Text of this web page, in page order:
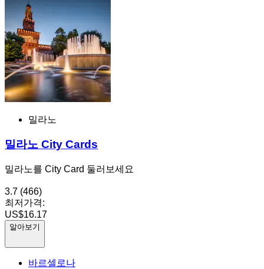
밀라노
밀라노 City Cards
밀라노를 City Card 둘러보세요
3.7 (466)
최저가격:
US$16.17
알아보기
바르셀로나